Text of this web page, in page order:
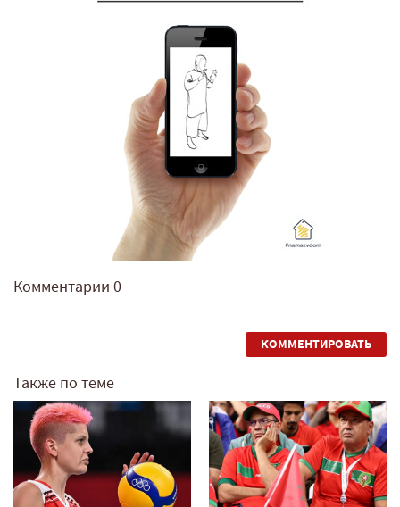
Комментарии 0
КОММЕНТИРОВАТЬ
Также по теме